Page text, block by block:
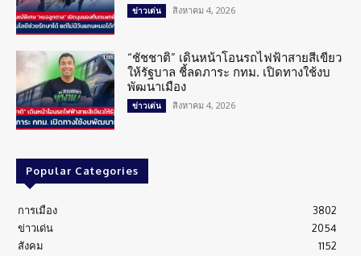
ข่าวเด่น สิงหาคม 4, 2026
“ชัชชาติ” เดินหน้าโอนรถไฟฟ้าสายสีเขียว
ให้รัฐบาล ชี้ลดภาระ กทม. เปิดทางใช้งบ
พัฒนาเมือง
ข่าวเด่น สิงหาคม 4, 2026
Popular Categories
การเมือง
3802
ข่าวเด่น
2054
สังคม
1152